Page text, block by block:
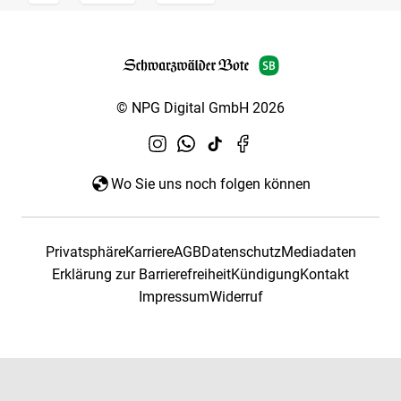
© NPG Digital GmbH 2026
Wo Sie uns noch folgen können
PrivatsphäreKarriereAGBDatenschutzMediadaten
Erklärung zur BarrierefreiheitKündigungKontakt
ImpressumWiderruf